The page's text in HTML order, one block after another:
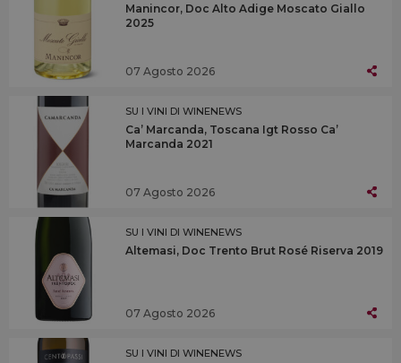
Manincor, Doc Alto Adige Moscato Giallo
2025
07 Agosto 2026
SU I VINI DI WINENEWS
Ca’ Marcanda, Toscana Igt Rosso Ca’
Marcanda 2021
07 Agosto 2026
SU I VINI DI WINENEWS
Altemasi, Doc Trento Brut Rosé Riserva 2019
07 Agosto 2026
SU I VINI DI WINENEWS